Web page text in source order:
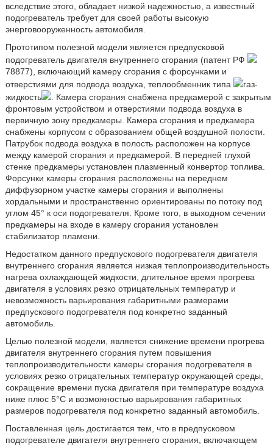
вследствие этого, обладает низкой надежностью, а известный
подогреватель требует для своей работы высокую
энерговооруженность автомобиля.
Прототипом полезной модели является предпусковой
подогреватель двигателя внутреннего сгорания (патент РФ
78877), включающий камеру сгорания с форсунками и
отверстиями для подвода воздуха, теплообменник типа
газ-
жидкость
. Камера сгорания снабжена предкамерой с закрытым
фронтовым устройством и отверстиями подвода воздуха в
первичную зону предкамеры. Камера сгорания и предкамера
снабжены корпусом с образованием общей воздушной полости.
Патрубок подвода воздуха в полость расположен на корпусе
между камерой сгорания и предкамерой. В передней глухой
стенке предкамеры установлен плазменный конвертор топлива.
Форсунки камеры сгорания расположены на переднем
диффузорном участке камеры сгорания и выполнены
хордальными и пространственно ориентированы по потоку под
углом 45° к оси подогревателя. Кроме того, в выходном сечении
предкамеры на входе в камеру сгорания установлен
стабилизатор пламени.
Недостатком данного предпускового подогревателя двигателя
внутреннего сгорания является низкая теплопроизводительность
нагрева охлаждающей жидкости, длительное время прогрева
двигателя в условиях резко отрицательных температур и
невозможность варьирования габаритными размерами
предпускового подогревателя под конкретно заданный
автомобиль.
Целью полезной модели, является снижение времени прогрева
двигателя внутреннего сгорания путем повышения
теплопроизводительности камеры сгорания подогревателя в
условиях резко отрицательных температур окружающей среды,
сокращение времени пуска двигателя при температуре воздуха
ниже плюс 5°С и возможностью варьирования габаритных
размеров подогревателя под конкретно заданный автомобиль.
Поставленная цель достигается тем, что в предпусковом
подогревателе двигателя внутреннего сгорания, включающем